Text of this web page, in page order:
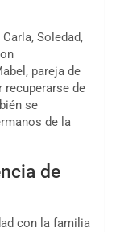
Soledad,
pareja de
recuperarse de
se
de la
de
con la familia